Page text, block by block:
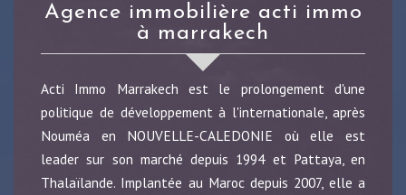
agence immobilière acti immo
à marrakech
Acti Immo Marrakech est le prolongement d'une
politique de développement à l'internationale, après
Nouméa en NOUVELLE-CALEDONIE où elle est
leader sur son marché depuis 1994 et Pattaya, en
Thalaïlande. Implantée au Maroc depuis 2007, elle a